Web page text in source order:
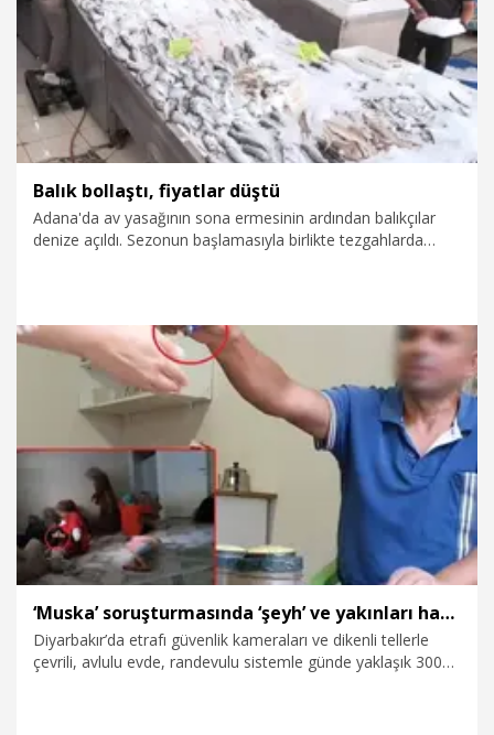
Balık bollaştı, fiyatlar düştü
Adana'da av yasağının sona ermesinin ardından balıkçılar
denize açıldı. Sezonun başlamasıyla birlikte tezgahlarda
19.09.2025
‘Muska’ soruşturmasında ‘şeyh’ ve yakınları hakkında iddianame hazırlandı
Diyarbakır’da etrafı güvenlik kameraları ve dikenli tellerle
çevrili, avlulu evde, randevulu sistemle günde yaklaşık 300